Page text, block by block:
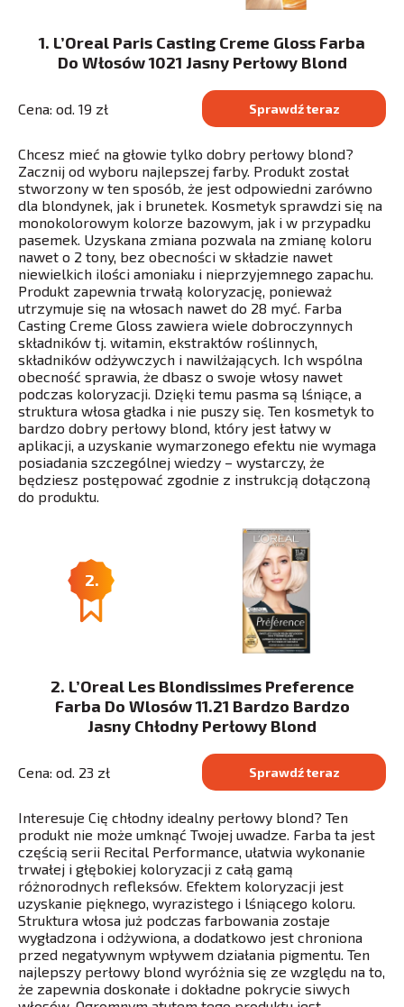
1. L’Oreal Paris Casting Creme Gloss Farba
Do Włosów 1021 Jasny Perłowy Blond
Cena: od. 19 zł Sprawdź teraz
Chcesz mieć na głowie tylko dobry perłowy blond?
Zacznij od wyboru najlepszej farby. Produkt został
stworzony w ten sposób, że jest odpowiedni zarówno
dla blondynek, jak i brunetek. Kosmetyk sprawdzi się na
monokolorowym kolorze bazowym, jak i w przypadku
pasemek. Uzyskana zmiana pozwala na zmianę koloru
nawet o 2 tony, bez obecności w składzie nawet
niewielkich ilości amoniaku i nieprzyjemnego zapachu.
Produkt zapewnia trwałą koloryzację, ponieważ
utrzymuje się na włosach nawet do 28 myć. Farba
Casting Creme Gloss zawiera wiele dobroczynnych
składników tj. witamin, ekstraktów roślinnych,
składników odżywczych i nawilżających. Ich wspólna
obecność sprawia, że dbasz o swoje włosy nawet
podczas koloryzacji. Dzięki temu pasma są lśniące, a
struktura włosa gładka i nie puszy się. Ten kosmetyk to
bardzo dobry perłowy blond, który jest łatwy w
aplikacji, a uzyskanie wymarzonego efektu nie wymaga
posiadania szczególnej wiedzy – wystarczy, że
będziesz postępować zgodnie z instrukcją dołączoną
do produktu.
2.
2. L’Oreal Les Blondissimes Preference
Farba Do Wlosów 11.21 Bardzo Bardzo
Jasny Chłodny Perłowy Blond
Cena: od. 23 zł Sprawdź teraz
Interesuje Cię chłodny idealny perłowy blond? Ten
produkt nie może umknąć Twojej uwadze. Farba ta jest
częścią serii Recital Performance, ułatwia wykonanie
trwałej i głębokiej koloryzacji z całą gamą
różnorodnych refleksów. Efektem koloryzacji jest
uzyskanie pięknego, wyrazistego i lśniącego koloru.
Struktura włosa już podczas farbowania zostaje
wygładzona i odżywiona, a dodatkowo jest chroniona
przed negatywnym wpływem działania pigmentu. Ten
najlepszy perłowy blond wyróżnia się ze względu na to,
że zapewnia doskonałe i dokładne pokrycie siwych